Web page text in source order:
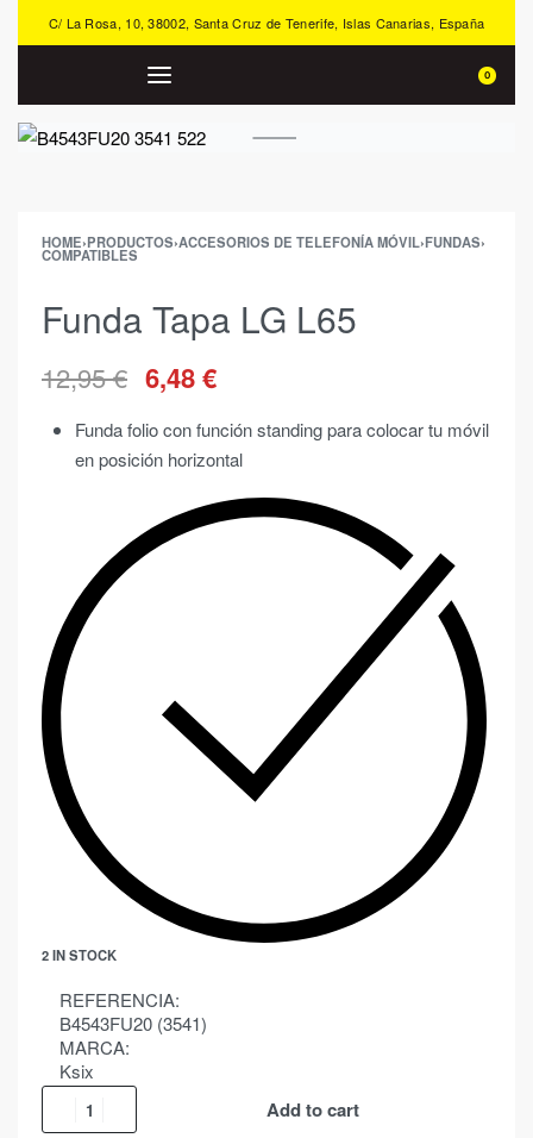
C/ La Rosa, 10, 38002, Santa Cruz de Tenerife, Islas Canarias, España
0
HOME›PRODUCTOS›ACCESORIOS DE TELEFONÍA MÓVIL›FUNDAS›
COMPATIBLES
Funda Tapa LG L65
12,95€ 6,48€
Funda folio con función standing para colocar tu móvil
en posición horizontal
2 IN STOCK
REFERENCIA:
B4543FU20 (3541)
MARCA:
Ksix
Add to cart